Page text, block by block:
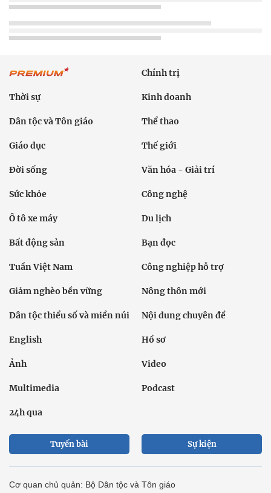
Chính trị
Thời sự Kinh doanh
Dân tộc và Tôn giáo Thể thao
Giáo dục Thế giới
Đời sống Văn hóa - Giải trí
Sức khỏe Công nghệ
Ô tô xe máy Du lịch
Bất động sản Bạn đọc
Tuần Việt Nam Công nghiệp hỗ trợ
Giảm nghèo bền vững Nông thôn mới
Dân tộc thiểu số và miền núi Nội dung chuyên đề
English Hồ sơ
Ảnh Video
Multimedia Podcast
24h qua
Tuyến bài Sự kiện
Cơ quan chủ quản: Bộ Dân tộc và Tôn giáo